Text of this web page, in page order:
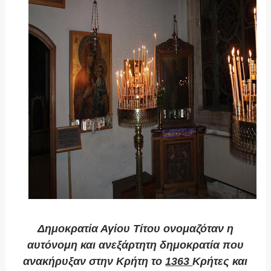
Δημοκρατία Αγίου Τίτου ονομαζόταν η
αυτόνομη και ανεξάρτητη δημοκρατία που
ανακήρυξαν στην Κρήτη το1363Κρήτες και